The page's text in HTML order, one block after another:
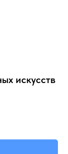
искусств